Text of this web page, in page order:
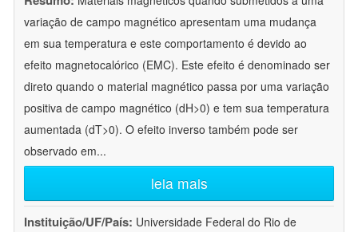
variação de campo magnético apresentam uma mudança
em sua temperatura e este comportamento é devido ao
efeito magnetocalórico (EMC). Este efeito é denominado ser
direto quando o material magnético passa por uma variação
positiva de campo magnético (dH>0) e tem sua temperatura
aumentada (dT>0). O efeito inverso também pode ser
observado em...
leia mais
Instituição/UF/País: Universidade Federal do Rio de